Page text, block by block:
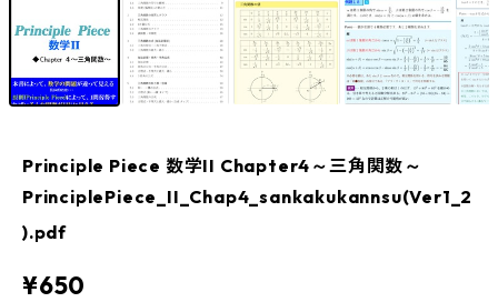
Principle Piece 数学II Chapter4～三角関数～
PrinciplePiece_II_Chap4_sankakukannsu(Ver1_2
).pdf
¥650